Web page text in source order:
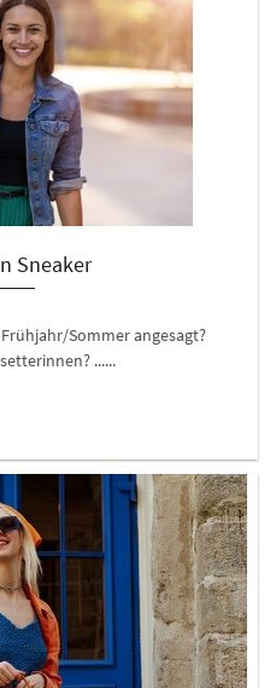
Sneaker
Sommer angesagt?
......